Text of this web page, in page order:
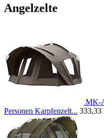
Angelzelte
MK-
Personen Karpfenzelt... 333,33